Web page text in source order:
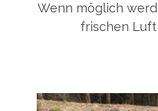
Wenn möglich
frischen